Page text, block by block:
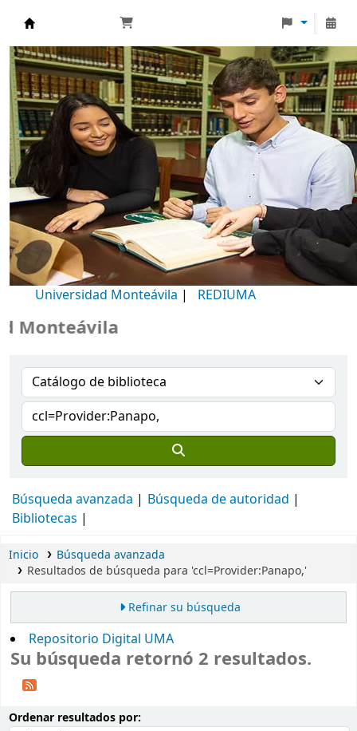
Biblioteca Universidad Monteávila
Universidad Monteávila | REDIUMA
Búsqueda avanzada
Búsqueda de autoridad
Bibliotecas
Inicio
Búsqueda avanzada
Resultados de búsqueda para 'ccl=Provider:Panapo,'
Refinar su búsqueda
Repositorio Digital UMA
Su búsqueda retornó 2 resultados.
Ordenar resultados por: